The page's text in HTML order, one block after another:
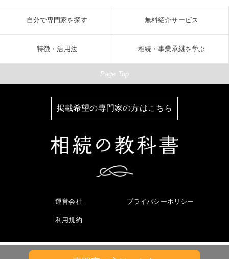
自分で専門家を探す 無料紹介サービス
特徴・活用法 相続・事業承継を学ぶ
Page Top
掲載希望の専門家の方はこちら
運営会社 プライバシーポリシー
利用規約